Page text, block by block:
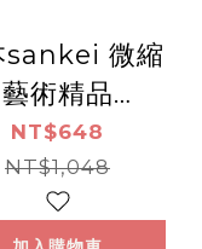
sankei 微縮
藝術精品
05】小
さな港町
NT$648
NT$1,048